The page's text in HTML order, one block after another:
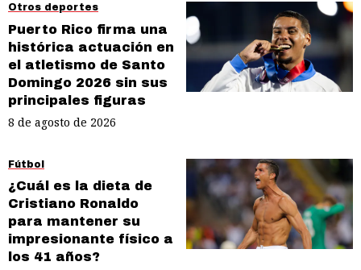
Otros deportes
Puerto Rico firma una
histórica actuación en
el atletismo de Santo
Domingo 2026 sin sus
principales figuras
8 de agosto de 2026
Fútbol
¿Cuál es la dieta de
Cristiano Ronaldo
para mantener su
impresionante físico a
los 41 años?